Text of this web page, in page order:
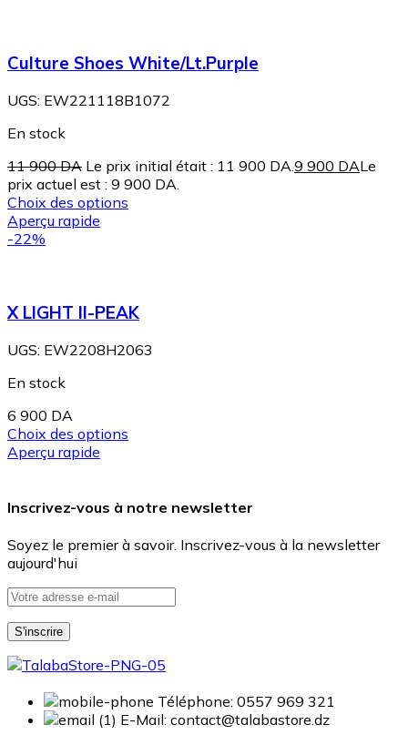
Culture Shoes White/Lt.Purple
UGS: EW221118B1072
En stock
11 900DA Le prix initial était : 11 900 DA.9 900 DALe
prix actuel est : 9 900 DA.
Choix des options
Aperçu rapide
-22%
X LIGHT II-PEAK
UGS: EW2208H2063
En stock
6 900 DA
Choix des options
Aperçu rapide
Inscrivez-vous à notre newsletter
Soyez le premier à savoir. Inscrivez-vous à la newsletter
aujourd'hui
Téléphone: 0557 969 321
E-Mail: contact@talabastore.dz